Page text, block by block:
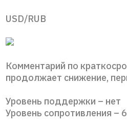
USD/RUB
Комментарий по
продолжает снижение,
Уровень поддержки – нет
Уровень сопротивления –